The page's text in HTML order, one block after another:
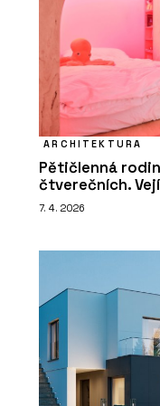
ARCHITEKTURA
Pětičlenná
čtverečních.
7. 4. 2026